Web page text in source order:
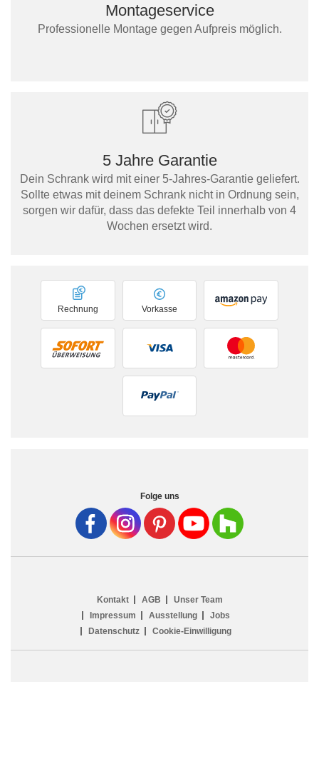
Montageservice
Professionelle Montage gegen Aufpreis möglich.
5 Jahre Garantie
Dein Schrank wird mit einer 5-Jahres-Garantie geliefert.
Sollte etwas mit deinem Schrank nicht in Ordnung sein,
sorgen wir dafür, dass das defekte Teil innerhalb von 4
Wochen ersetzt wird.
Vorkasse
Rechnung
Folge uns
Kontakt AGB
Unser Team
Impressum
Ausstellung
Jobs
Datenschutz
Cookie-Einwilligung